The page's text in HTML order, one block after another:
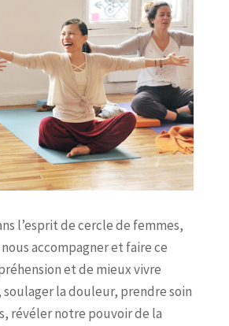
l’esprit de cercle de femmes,
accompagner et faire ce
et de mieux vivre
la douleur, prendre soin
révéler notre pouvoir de la